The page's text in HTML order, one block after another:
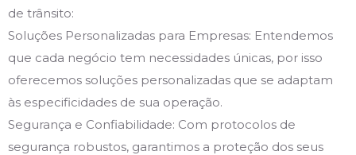
de trânsito:
Soluções Personalizadas para Empresas: Entendemos
que cada negócio tem necessidades únicas, por isso
oferecemos soluções personalizadas que se adaptam
às especificidades de sua operação.
Segurança e Confiabilidade: Com protocolos de
segurança robustos, garantimos a proteção dos seus